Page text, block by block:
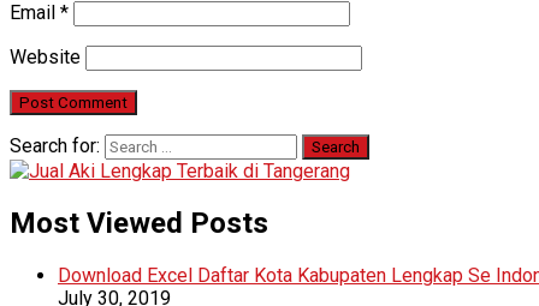
Email *
Website
Search for:
Most Viewed Posts
Download Excel Daftar Kota Kabupaten Lengkap Se
July 30, 2019